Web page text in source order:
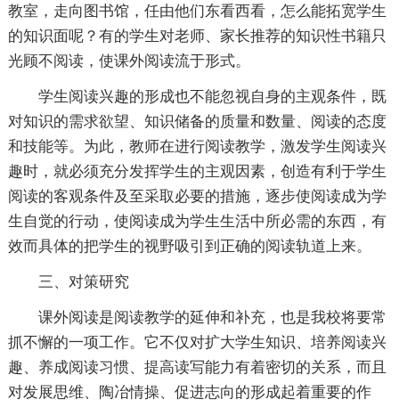
教室，走向图书馆，任由他们东看西看，怎么能拓宽学生
的知识面呢？有的学生对老师、家长推荐的知识性书籍只
光顾不阅读，使课外阅读流于形式。
学生阅读兴趣的形成也不能忽视自身的主观条件，既
对知识的需求欲望、知识储备的质量和数量、阅读的态度
和技能等。为此，教师在进行阅读教学，激发学生阅读兴
趣时，就必须充分发挥学生的主观因素，创造有利于学生
阅读的客观条件及至采取必要的措施，逐步使阅读成为学
生自觉的行动，使阅读成为学生生活中所必需的东西，有
效而具体的把学生的视野吸引到正确的阅读轨道上来。
三、对策研究
课外阅读是阅读教学的延伸和补充，也是我校将要常
抓不懈的一项工作。它不仅对扩大学生知识、培养阅读兴
趣、养成阅读习惯、提高读写能力有着密切的关系，而且
对发展思维、陶冶情操、促进志向的形成起着重要的作